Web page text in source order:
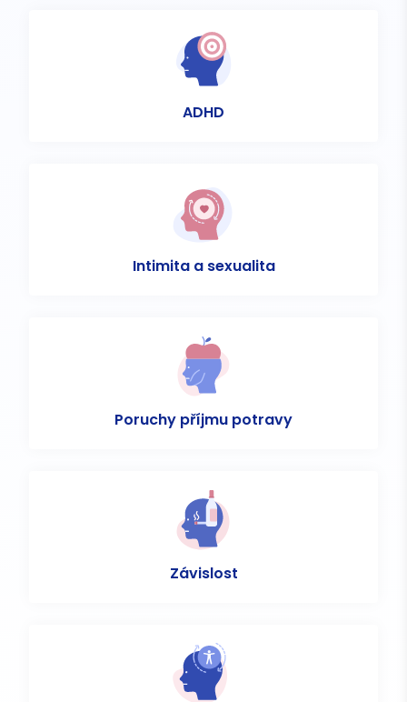
ADHD
Intimita a sexualita
Poruchy příjmu potravy
Závislost